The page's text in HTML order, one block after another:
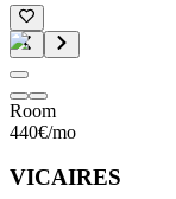
Room
440€/mo
VICAIRES